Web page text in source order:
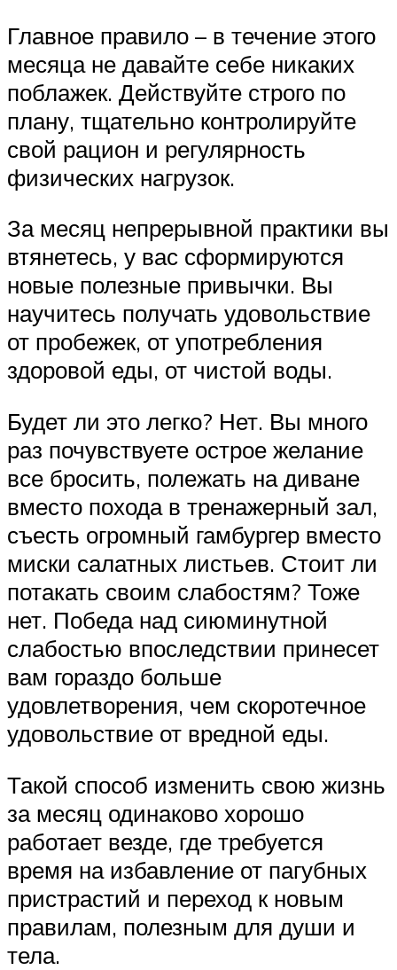
Главное правило – в течение этого
месяца не давайте себе никаких
поблажек. Действуйте строго по
плану, тщательно контролируйте
свой рацион и регулярность
физических нагрузок.
За месяц непрерывной практики вы
втянетесь, у вас сформируются
новые полезные привычки. Вы
научитесь получать удовольствие
от пробежек, от употребления
здоровой еды, от чистой воды.
Будет ли это легко? Нет. Вы много
раз почувствуете острое желание
все бросить, полежать на диване
вместо похода в тренажерный зал,
съесть огромный гамбургер вместо
миски салатных листьев. Стоит ли
потакать своим слабостям? Тоже
нет. Победа над сиюминутной
слабостью впоследствии принесет
вам гораздо больше
удовлетворения, чем скоротечное
удовольствие от вредной еды.
Такой способ изменить свою жизнь
за месяц одинаково хорошо
работает везде, где требуется
время на избавление от пагубных
пристрастий и переход к новым
правилам, полезным для души и
тела.